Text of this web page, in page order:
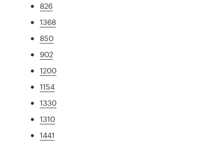
826
1368
850
902
1200
1154
1330
1310
1441